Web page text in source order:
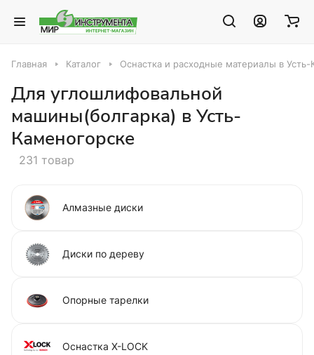
Главная Каталог Оснастка и расходные материалы в Усть-
Для углошлифовальной
машины(болгарка) в Усть-
Каменогорске
231 товар
Алмазные диски
Диски по дереву
Опорные тарелки
Оснастка X-LOCK